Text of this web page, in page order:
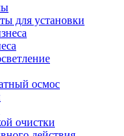
для установки
осмос
очистки